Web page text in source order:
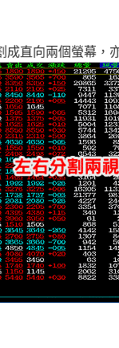
成直向兩個螢幕，